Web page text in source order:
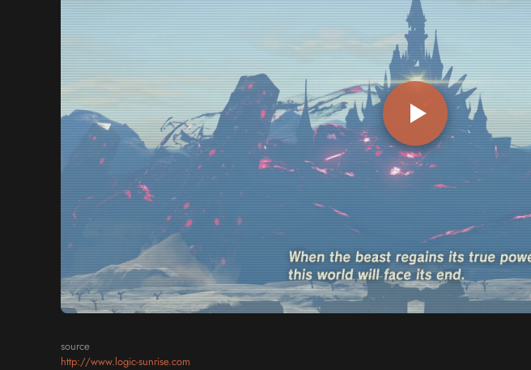
source
http://www.logic-sunrise.com